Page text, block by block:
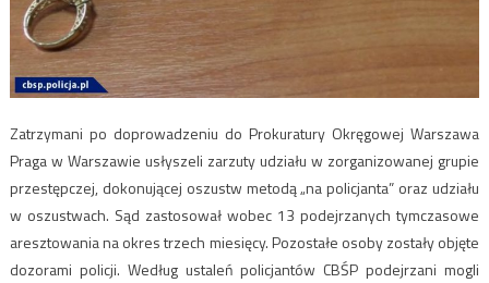
Zatrzymani po doprowadzeniu do Prokuratury Okręgowej Warszawa
Praga w Warszawie usłyszeli zarzuty udziału w zorganizowanej grupie
przestępczej, dokonującej oszustw metodą „na policjanta” oraz udziału
w oszustwach. Sąd zastosował wobec 13 podejrzanych tymczasowe
aresztowania na okres trzech miesięcy. Pozostałe osoby zostały objęte
dozorami policji. Według ustaleń policjantów CBŚP podejrzani mogli